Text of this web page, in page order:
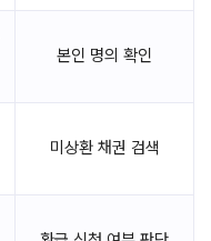
본인 명의 확인
미상환 채권 검색